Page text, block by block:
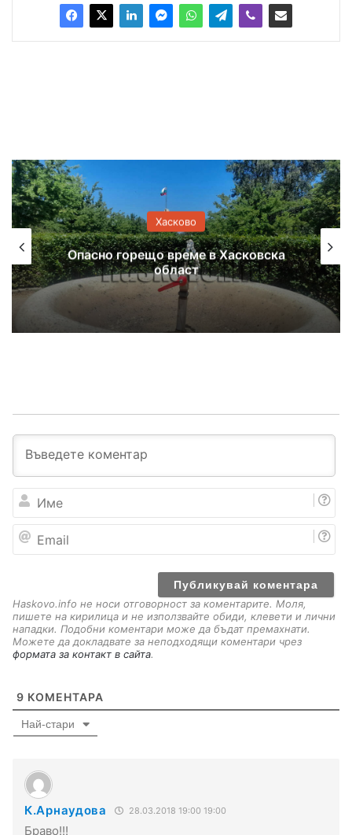
Хасково
Търсят фирма и финансиране за
изграждането на южния обходен път
на Хасково
е
a
Haskovo.info не носи отговорност за коментарите. Моля,
пишете на кирилица и не използвайте обиди, клевети и лични
нападки. Подобни коментари може да бъдат премахнати.
Можете да докладвате за неподходящи коментари чрез
формата за контакт в сайта.
9 КОМЕНТАРА
Най-стари
К.Арнаудова 28.03.2018 19:00 19:00
Браво!!!